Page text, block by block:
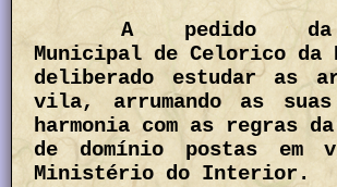
A pedido da
Municipal de Celorico
deliberado estudar as
vila, arrumando as suas
harmonia com as regras
de domínio postas em
Ministério do Interior.